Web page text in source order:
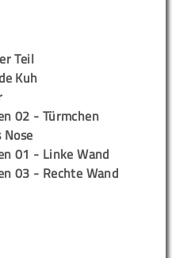
Teil
Kuh
02 - Türmchen
01 - Linke Wand
03 - Rechte Wand